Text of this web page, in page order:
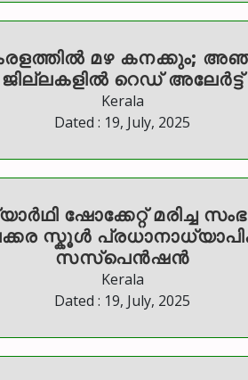
മഴ കനക്കും;
ജില്ലകളിൽ റെഡ് അലേർട്ട്
Kerala
Dated : 19, July, 2025
ഷോക്കേറ്റ് മരിച്ച
സ്കൂൾ
സസ്പെൻഷൻ
Kerala
Dated : 19, July, 2025